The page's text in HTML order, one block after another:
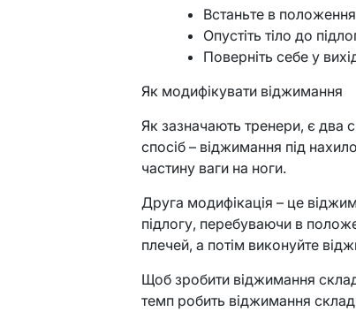
Встаньте в
Опустіть тіло до
Поверніть себе у
Як модифікувати віджимання
Як зазначають тренери, є два
спосіб – віджимання під
частину ваги на ноги.
Друга модифікація – це
підлогу, перебуваючи в
плечей, а потім виконуйте
Щоб зробити віджимання
темп робить віджимання